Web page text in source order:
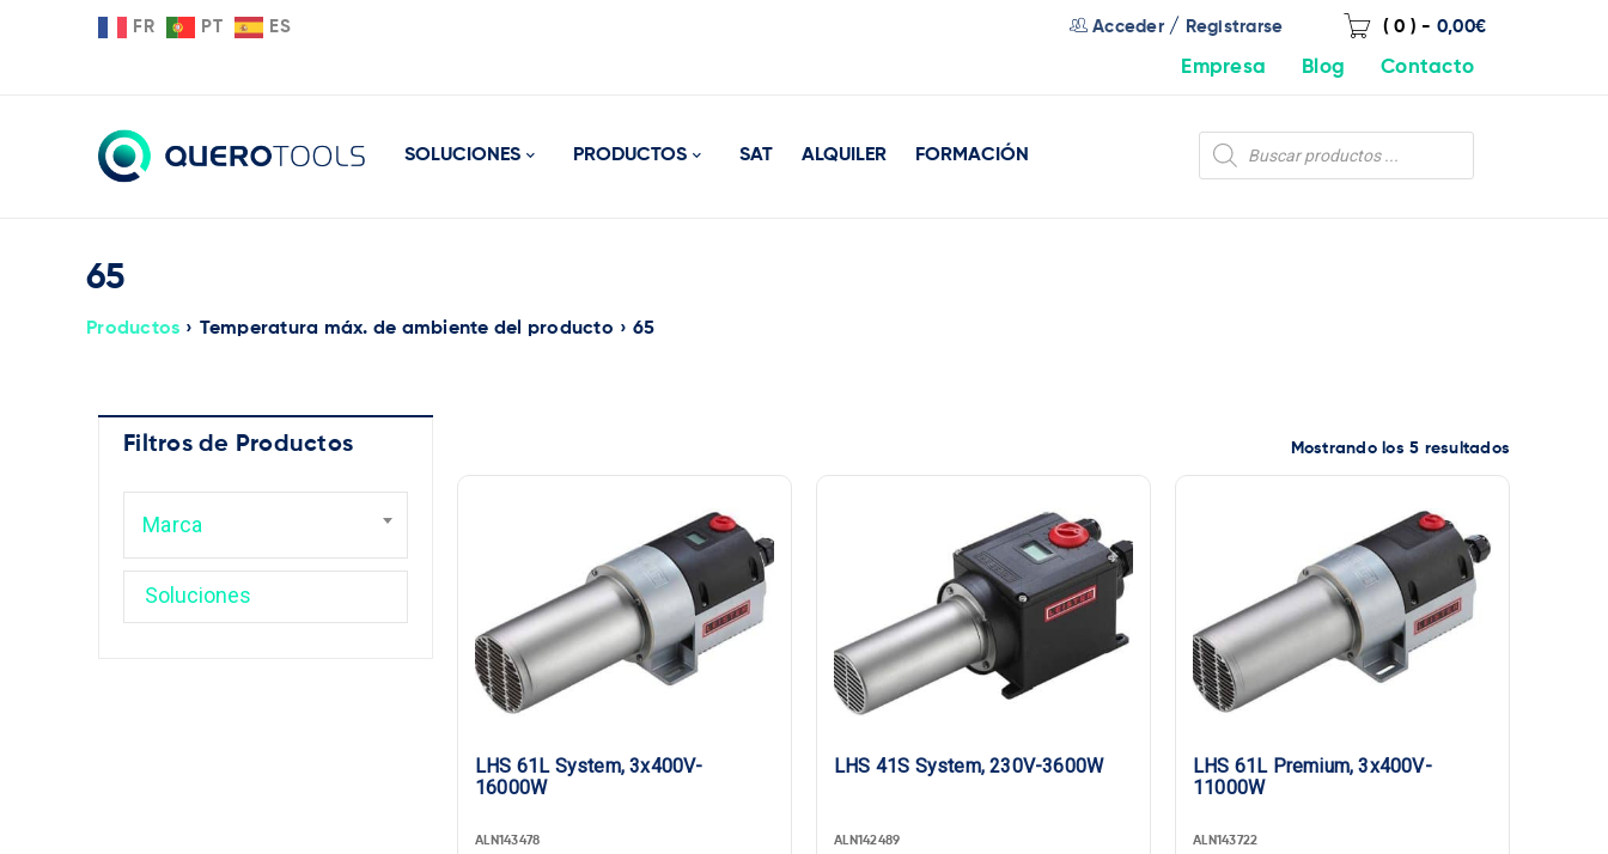
FR PT ES ( 0 ) - 0,00€
Acceder/ Registrarse
Empresa Blog Contacto
SOLUCIONES PRODUCTOS SAT ALQUILER FORMACIÓN
65
Productos › Temperatura máx. de ambiente del producto › 65
Filtros de Productos
Marca
Mostrando los 5 resultados
LHS 61L System, 3x400V-
16000W
ALN143478
LHS 41S System, 230V-3600W
ALN142489
LHS 61L Premium, 3x400V-
11000W
ALN143722